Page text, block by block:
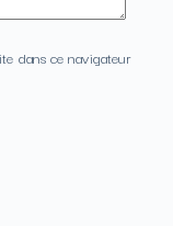
dans ce navigateur